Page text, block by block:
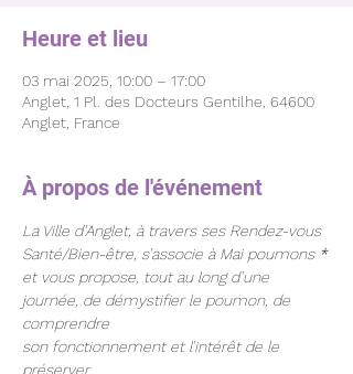
Heure et lieu
03 mai 2025, 10:00 – 17:00
Anglet, 1 Pl. des Docteurs Gentilhe, 64600
Anglet, France
À propos de l'événement
La Ville d’Anglet, à travers ses Rendez-vous
Santé/Bien-être, s’associe à Mai poumons *
et vous propose, tout au long d’une
journée, de démystifier le poumon, de
comprendre
son fonctionnement et l’intérêt de le
préserver.